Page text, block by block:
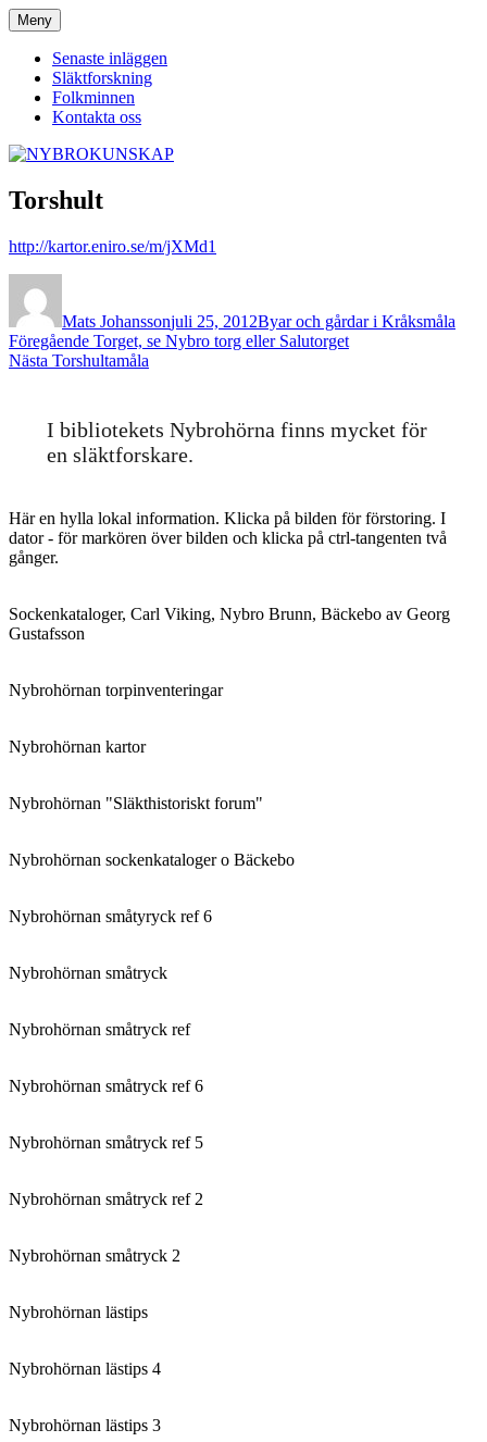
Hoppa
till
innehåll
NYBROKUNSKAP
Meny
Senaste inläggen
Släktforskning
Folkminnen
Kontakta oss
Torshult
http://kartor.eniro.se/m/jXMd1
Mats Johanssonjuli 25, 2012Byar och gårdar i Kråksmåla
Inläggsnavigering
Föregående Föregående
inlägg:
Torget, se Nybro torg eller Salutorget
Nästa Nästa
Torshultamåla
I bibliotekets Nybrohörna finns mycket för
en släktforskare.
Här en hylla lokal information. Klicka på bilden för förstoring. I
dator - för markören över bilden och klicka på ctrl-tangenten två
gånger.
Sockenkataloger, Carl Viking, Nybro Brunn, Bäckebo av Georg
Gustafsson
Nybrohörnan torpinventeringar
Nybrohörnan kartor
Nybrohörnan "Släkthistoriskt forum"
Nybrohörnan sockenkataloger o Bäckebo
Nybrohörnan småtyryck ref 6
Nybrohörnan småtryck
Nybrohörnan småtryck ref
Nybrohörnan småtryck ref 6
Nybrohörnan småtryck ref 5
Nybrohörnan småtryck ref 2
Nybrohörnan småtryck 2
Nybrohörnan lästips
Nybrohörnan lästips 4
Nybrohörnan lästips 3